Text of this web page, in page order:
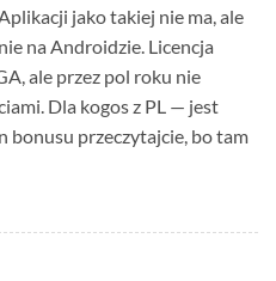
jako takiej nie ma, ale
na Androidzie. Licencja
ale przez pol roku nie
Dla kogos z PL — jest
bonusu przeczytajcie, bo tam